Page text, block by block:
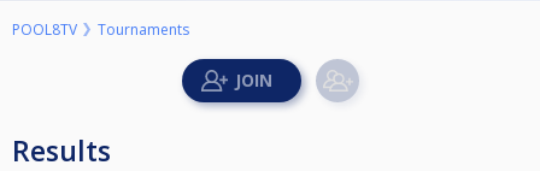
POOL8TV Tournaments
Results